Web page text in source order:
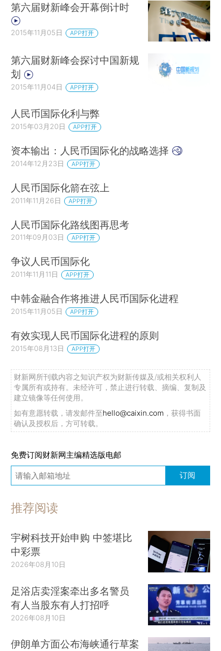
第六届财新峰会开幕倒计时
2015年11月05日 APP打开
第六届财新峰会探讨中国新规
划
2015年11月04日 APP打开
人民币国际化利与弊
2015年03月20日 APP打开
资本输出：人民币国际化的战略选择
2014年12月23日 APP打开
人民币国际化箭在弦上
2011年11月26日 APP打开
人民币国际化路线图再思考
2011年09月03日 APP打开
争议人民币国际化
2011年11月11日 APP打开
中韩金融合作将推进人民币国际化进程
2015年11月05日 APP打开
有效实现人民币国际化进程的原则
2015年08月13日 APP打开
财新网所刊载内容之知识产权为财新传媒及/或相关权利人
专属所有或持有。未经许可，禁止进行转载、摘编、复制及
建立镜像等任何使用。
如有意愿转载，请发邮件至hello@caixin.com ，获得书面
确认及授权后，方可转载。
免费订阅财新网主编精选版电邮
订阅
推荐阅读
宇树科技开始申购 中签堪比
中彩票
2026年08月10日
足浴店卖淫案牵出多名警员
有人当股东有人打招呼
2026年08月10日
伊朗单方面公布海峡通行草案